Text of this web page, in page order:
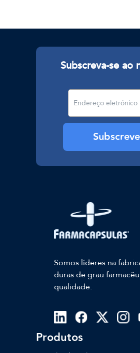
Subscreva-se ao
Somos líderes na
duras de grau
qualidade.
Produtos